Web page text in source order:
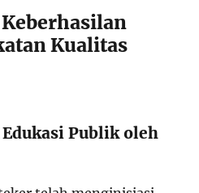
Kualitas
Edukasi Publik oleh